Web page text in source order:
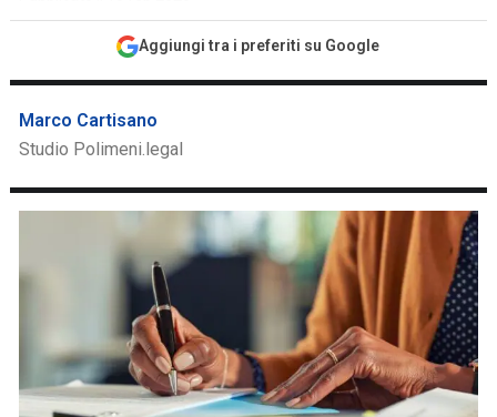
Aggiungi tra i preferiti su Google
Marco Cartisano
Studio Polimeni.legal